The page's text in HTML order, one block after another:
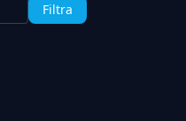
Filtra